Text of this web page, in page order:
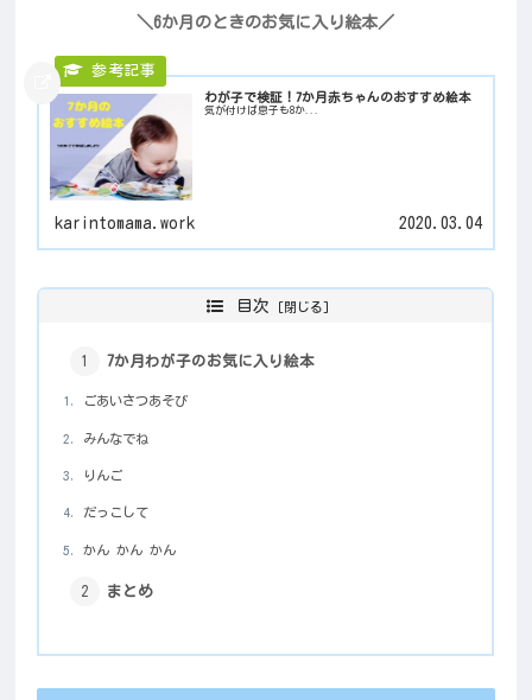
＼6か月のときのお気に入り絵本／
わが子で検証！7か月赤ちゃんのおすすめ絵本
気が付けば息子も8か...
karintomama.work 2020.03.04
目次
7か月わが子のお気に入り絵本
ごあいさつあそび
みんなでね
りんご
だっこして
かん かん かん
まとめ